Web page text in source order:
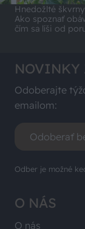
Hnedožlté
Ako spoznať
čím sa líši od
O NÁS
O nás
NOVINKY
Odoberajte
emailom:
Odoberať
Odber je možné